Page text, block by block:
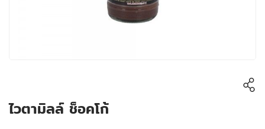
ไวตามิลล์ ช็อคโก้